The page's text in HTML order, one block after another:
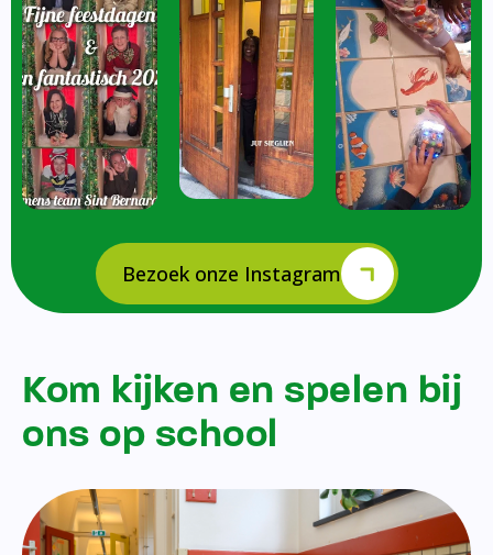
Bezoek onze Instagram
Kom kijken en spelen bij
ons op school